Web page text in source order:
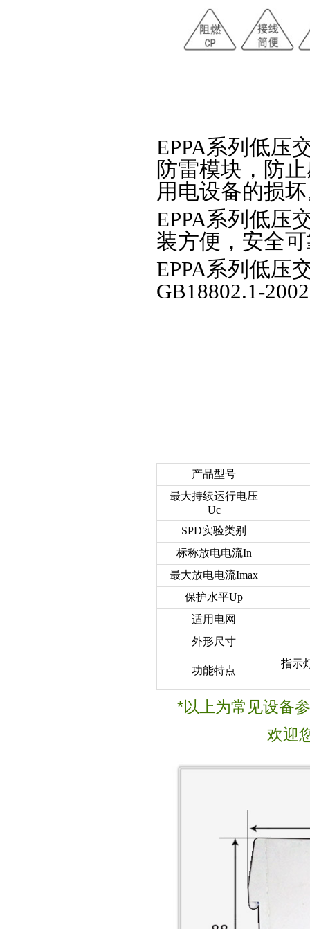
EPPA系列低压
防雷模块，防
用电设备的损
EPPA系列低压
装方便，安全
EPPA系列低压
GB18802.1-
产品型号
最大持续运行电压
Uc
SPD实验类别
标称放电电流In
最大放电电流Imax
保护水平Up
适用电网
外形尺寸
功能特点
指示
*以上为常见设备
欢迎